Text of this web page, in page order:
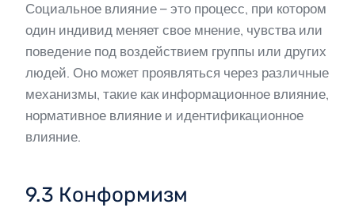
Социальное влияние – это процесс, при котором
один индивид меняет свое мнение, чувства или
поведение под воздействием группы или других
людей. Оно может проявляться через различные
механизмы, такие как информационное влияние,
нормативное влияние и идентификационное
влияние.
9.3 Конформизм